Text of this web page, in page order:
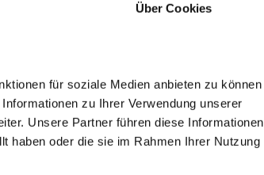
Über Cookies
für soziale Medien anbieten zu können
zu Ihrer Verwendung unserer
Unsere Partner führen diese Informationen
haben oder die sie im Rahmen Ihrer Nutzung